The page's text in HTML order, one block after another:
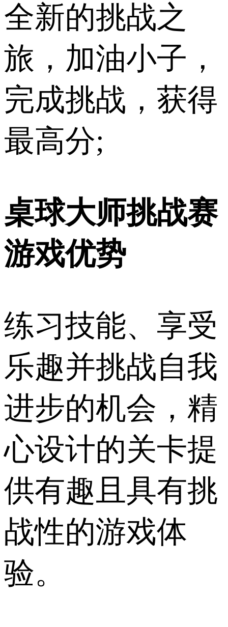
全新的挑战之
旅，加油小子，
完成挑战，获得
最高分;
桌球大师挑战赛
游戏优势
练习技能、享受
乐趣并挑战自我
进步的机会，精
心设计的关卡提
供有趣且具有挑
战性的游戏体
验。